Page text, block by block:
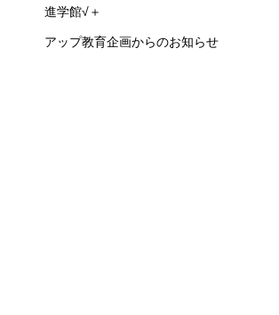
進学館√＋
アップ教育企画からのお知らせ